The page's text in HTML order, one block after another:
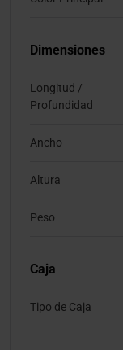
Dimensiones
Longitud /
Profundidad
Ancho
Altura
Peso
Caja
Tipo de Caja